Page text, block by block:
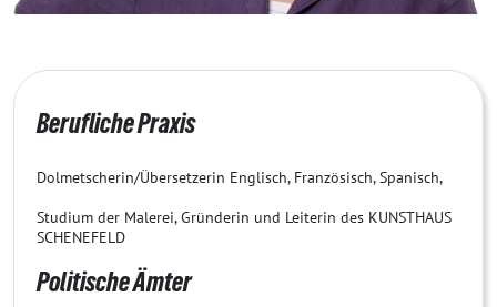
Berufliche Praxis
Dolmetscherin/Übersetzerin Englisch, Französisch, Spanisch,
Studium der Malerei, Gründerin und Leiterin des KUNSTHAUS
SCHENEFELD
Politische Ämter